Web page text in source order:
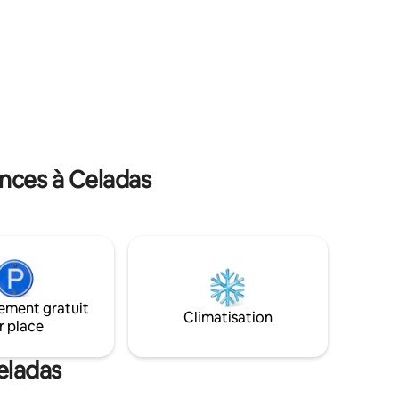
à Celadas
gratuit
place
Climatisation